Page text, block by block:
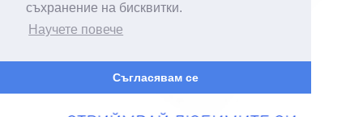
съхранение на бисквитки.
Научете повече
Съгласявам се